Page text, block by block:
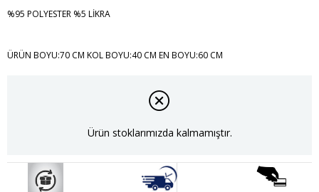
%95 POLYESTER %5 LİKRA
ÜRÜN BOYU:70 CM KOL BOYU:40 CM EN BOYU:60 CM
Ürün stoklarımızda kalmamıştır.